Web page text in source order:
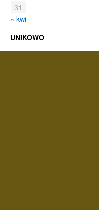
31
« kwi
UNIKOWO